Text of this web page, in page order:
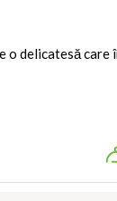
delicatesă care